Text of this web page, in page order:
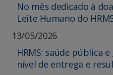
No mês dedicado à
Leite Humano do
13/05/2026
HRMS: saúde pública
nível de entrega e